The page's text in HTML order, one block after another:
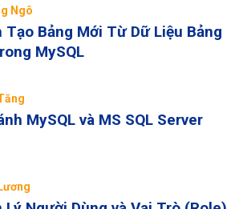
Ngô
Tạo Bảng Mới Từ Dữ Liệu Bảng
MySQL
MySQL và MS SQL Server